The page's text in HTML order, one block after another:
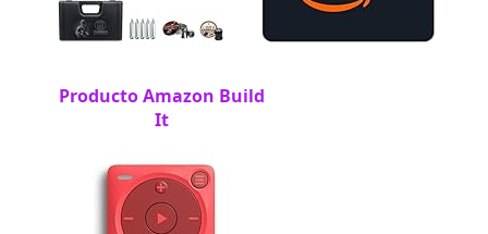
Producto Amazon Build
It